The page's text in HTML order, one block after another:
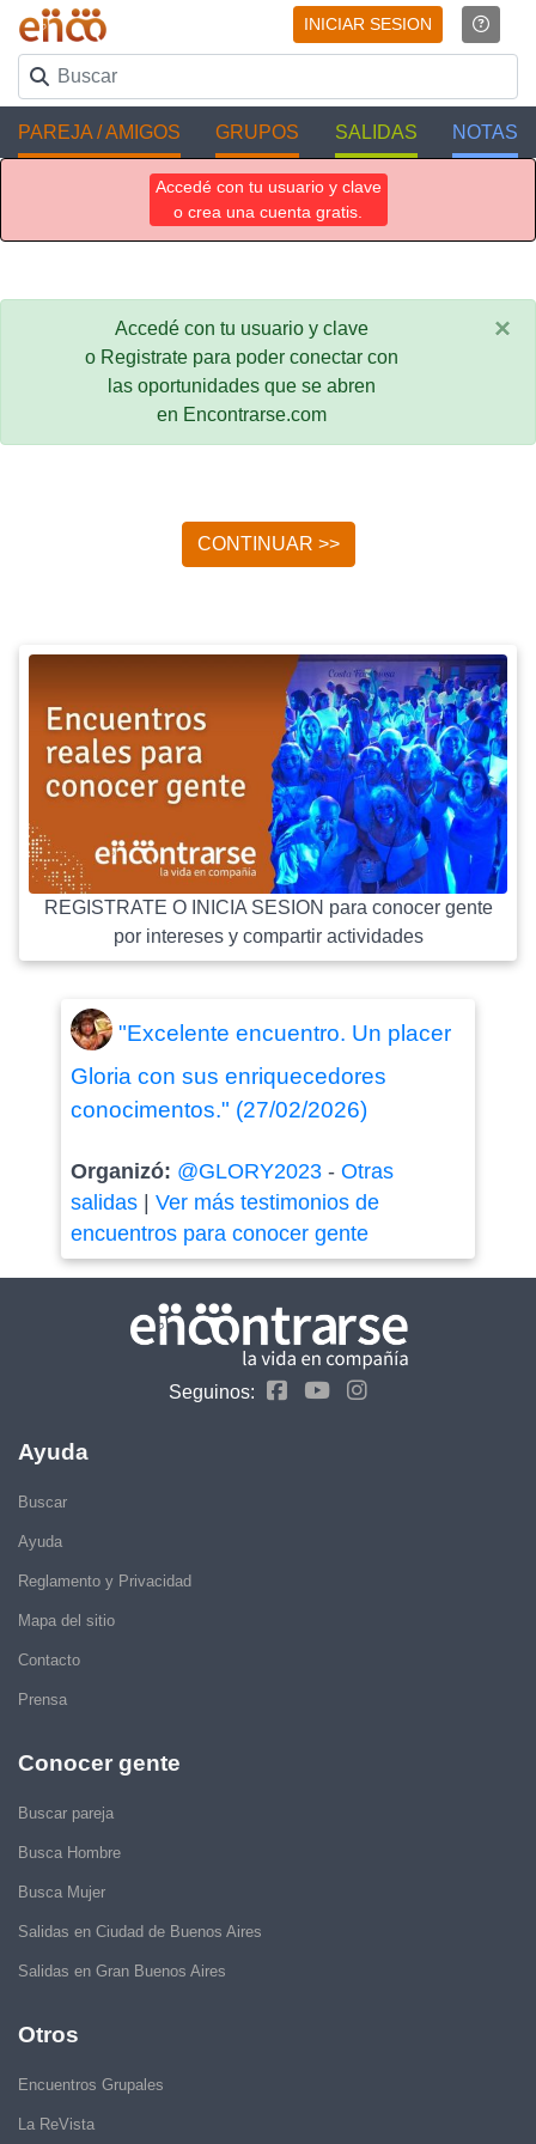
INICIAR SESION
PAREJA / AMIGOS GRUPOS SALIDAS NOTAS
Accedé con tu usuario y clave
o crea una cuenta gratis.
Accedé con tu usuario y clave
o Registrate para poder conectar con
las oportunidades que se abren
en Encontrarse.com
×
CONTINUAR >>
REGISTRATE O INICIA SESION para conocer gente
por intereses y compartir actividades
"Excelente encuentro. Un placer
Gloria con sus enriquecedores
conocimentos." (27/02/2026)
Organizó: @GLORY2023- Otras
salidas| Ver más testimonios de
encuentros para conocer gente
Seguinos:
Ayuda
Buscar
Ayuda
Reglamento y Privacidad
Mapa del sitio
Contacto
Prensa
Conocer gente
Buscar pareja
Busca Hombre
Busca Mujer
Salidas en Ciudad de Buenos Aires
Salidas en Gran Buenos Aires
Otros
Encuentros Grupales
La ReVista